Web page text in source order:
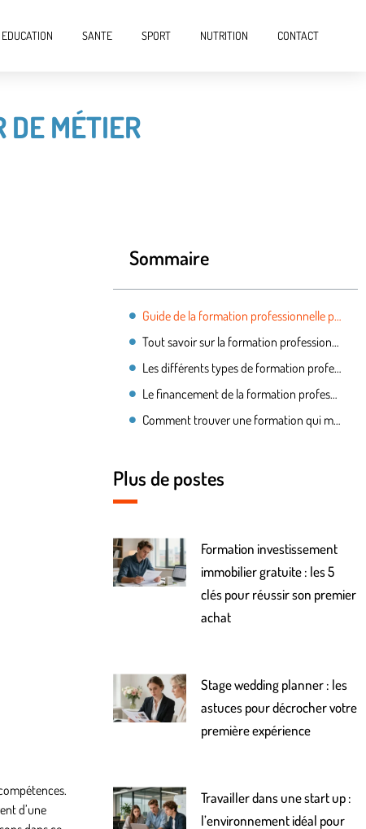
EDUCATION SANTE SPORT NUTRITION CONTACT
DE MÉTIER
d’une
Sommaire
Guide de la formation professionnelle pour changer de métier
Tout savoir sur la formation professionnelle
Les différents types de formation professionnelle
Le financement de la formation professionnelle
Comment trouver une formation qui me correspond ?
Plus de postes
Formation investissement
immobilier gratuite : les 5
clés pour réussir son premier
achat
Stage wedding planner : les
astuces pour décrocher votre
première expérience
Travailler dans une start up :
l’environnement idéal pour